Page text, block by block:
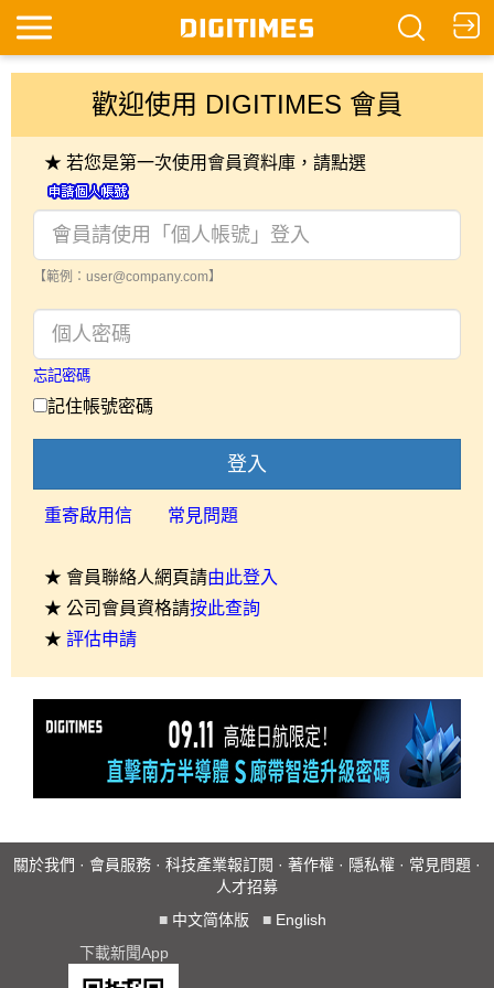
歡迎使用 DIGITIMES 會員
★ 若您是第一次使用會員資料庫，請點選
【範例：user@company.com】
忘記密碼
記住帳號密碼
登入
重寄啟用信 常見問題
★ 會員聯絡人網頁請由此登入
★ 公司會員資格請按此查詢
★ 評估申請
關於我們 · 會員服務 · 科技產業報訂閱 · 著作權 · 隱私權 · 常見問題 ·
人才招募
■ 中文简体版 ■ English
下載新聞App